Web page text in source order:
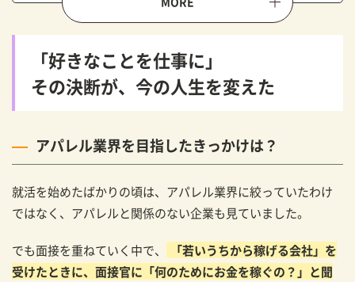
入社してから、一番苦労したことは？
お客様の「想い」を聞き出す、ヒアリングを大
切にしている
接客をするうえでのこだわりは？
のですか？
初めての1着がくれた、自信とやりがい
特に印象に残っているお客様とのエピソードは？
日々、成長するために意識していることは？
目指すは、縁の下の力持ち
今後の目標は？
「好きなことを仕事に」
その決断が、今の人生を変えた
アパレル業界を目指したきっかけは？
就活を始めたばかりの頃は、アパレル業界に絞っていたわけ
ではなく、アパレルと関係のない企業も見ていました。
でも面接を重ねていく中で、
「若いうちから稼げる会社」を
受けたときに、面接官に「何のためにお金を稼ぐの？」と聞